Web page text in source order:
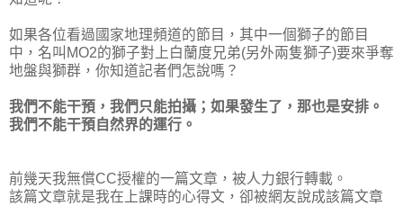
如果各位看過國家地理頻道的節目，其中一個獅子的節目
中，名叫MO2的獅子對上白蘭度兄弟(另外兩隻獅子)要來爭奪
地盤與獅群，你知道記者們怎說嗎？
我們不能干預，我們只能拍攝；如果發生了，那也是安排。
我們不能干預自然界的運行。
前幾天我無償CC授權的一篇文章，被人力銀行轉載。
該篇文章就是我在上課時的心得文，卻被網友說成該篇文章